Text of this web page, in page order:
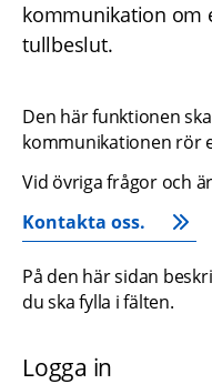
kommunikation om
tullbeslut.
Den här funktionen
kommunikationen rör
Vid övriga frågor och
Kontakta oss.
På den här sidan
du ska fylla i fälten.
Logga in